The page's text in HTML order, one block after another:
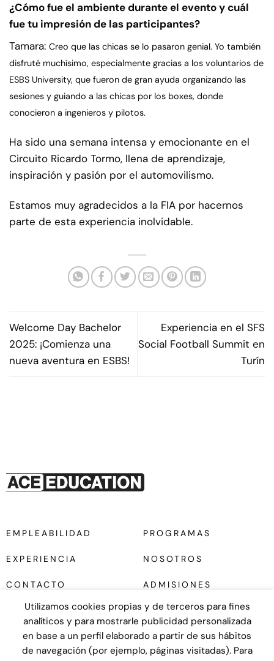
¿Cómo fue el ambiente durante el evento y cuál
fue tu impresión de las participantes?
Tamara: Creo que las chicas se lo pasaron genial. Yo también
disfruté muchísimo, especialmente gracias a los voluntarios de
ESBS University, que fueron de gran ayuda organizando las
sesiones y guiando a las chicas por los boxes, donde
conocieron a ingenieros y pilotos.
Ha sido una semana intensa y emocionante en el
Circuito Ricardo Tormo, llena de aprendizaje,
inspiración y pasión por el automovilismo.
Estamos muy agradecidos a la FIA por hacernos
parte de esta experiencia inolvidable.
Welcome Day Bachelor
2025: ¡Comienza una
nueva aventura en ESBS!
Experiencia en el SFS
Social Football Summit en
Turín
PROGRAMAS
NOSOTROS
ADMISIONES
EMPLEABILIDAD
EXPERIENCIA
CONTACTO
Utilizamos cookies propias y de terceros para fines
analíticos y para mostrarle publicidad personalizada
en base a un perfil elaborado a partir de sus hábitos
de navegación (por ejemplo, páginas visitadas). Para